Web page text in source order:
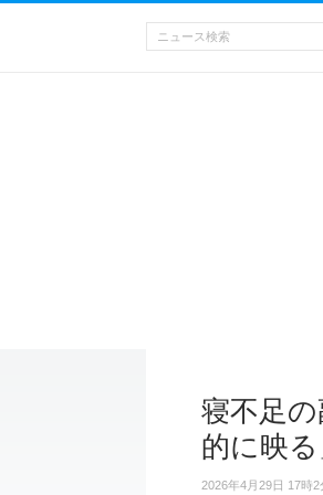
寝不足
的に映
2026年4月29日 17時2